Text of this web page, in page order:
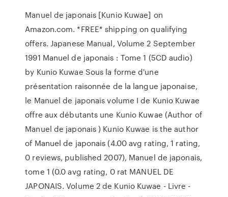
Manuel de japonais [Kunio Kuwae] on
Amazon.com. *FREE* shipping on qualifying
offers. Japanese Manual, Volume 2 September
1991 Manuel de japonais : Tome 1 (5CD audio)
by Kunio Kuwae Sous la forme d'une
présentation raisonnée de la langue japonaise,
le Manuel de japonais volume I de Kunio Kuwae
offre aux débutants une Kunio Kuwae (Author of
Manuel de japonais ) Kunio Kuwae is the author
of Manuel de japonais (4.00 avg rating, 1 rating,
0 reviews, published 2007), Manuel de japonais,
tome 1 (0.0 avg rating, 0 rat MANUEL DE
JAPONAIS. Volume 2 de Kunio Kuwae - Livre -